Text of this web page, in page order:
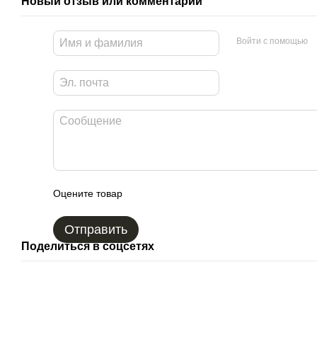
Войти с помощью
Оцените товар
Отправить
Поделиться в соцсетях